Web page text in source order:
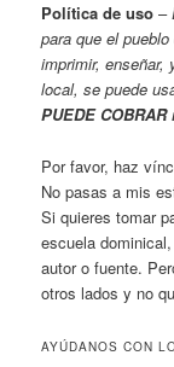
Política de uso –
para que el
imprimir, enseñar,
local, se puede
PUEDE
Por favor, haz
No pasas a mis
Si quieres tomar
escuela
autor o fuente.
otros lados y no
AYÚDANOS CON